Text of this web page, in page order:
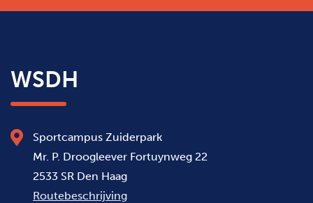
WSDH
Sportcampus Zuiderpark
Mr. P. Droogleever Fortuynweg 22
2533 SR Den Haag
Routebeschrijving